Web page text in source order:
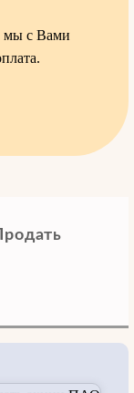
мы с Вами